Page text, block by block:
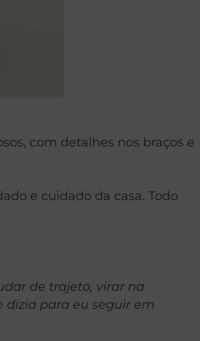
com detalhes nos braços e
e cuidado da casa. Todo
de trajeto, virar na
dizia para eu seguir em